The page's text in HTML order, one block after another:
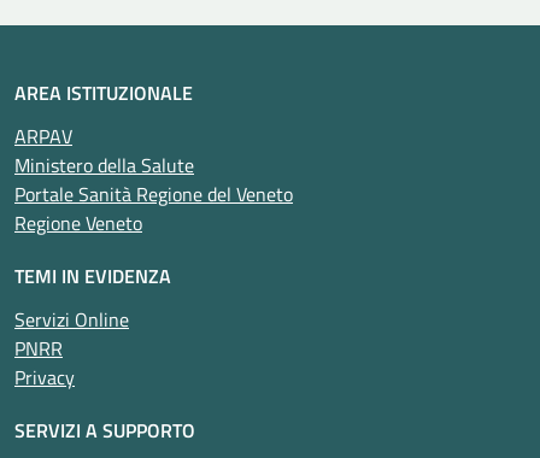
AREA ISTITUZIONALE
ARPAV
Ministero della Salute
Portale Sanità Regione del Veneto
Regione Veneto
TEMI IN EVIDENZA
Servizi Online
PNRR
Privacy
SERVIZI A SUPPORTO